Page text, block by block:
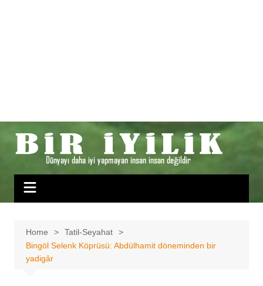
Home
Tatil-Seyahat
Bingöl Selenk Köprüsü: Abdülhamit döneminden bir
yadigâr